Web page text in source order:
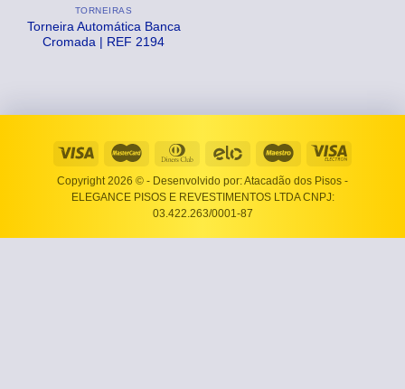
TORNEIRAS
Torneira Automática Banca
Cromada | REF 2194
Copyright 2026 © - Desenvolvido por: Atacadão dos Pisos -
ELEGANCE PISOS E REVESTIMENTOS LTDA CNPJ:
03.422.263/0001-87